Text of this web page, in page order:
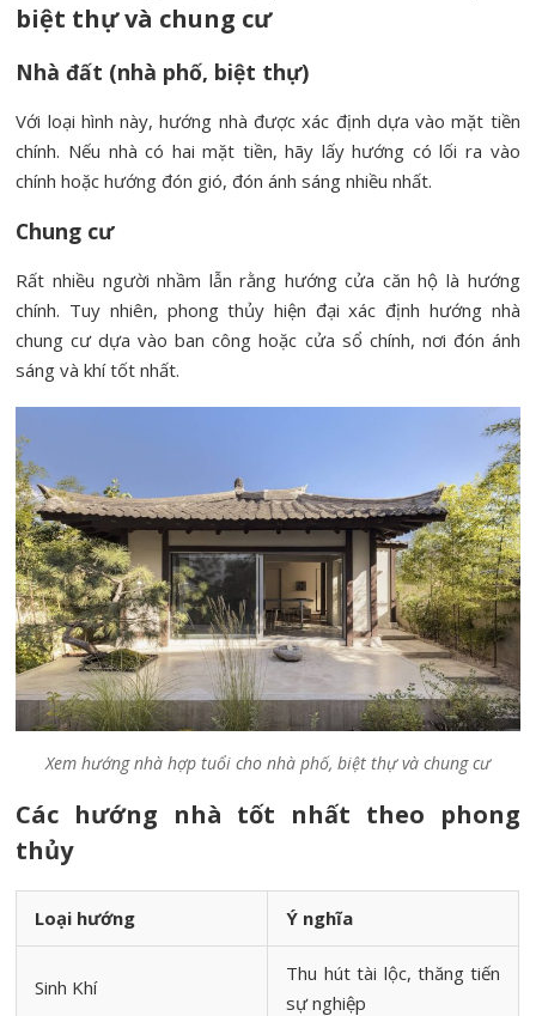
biệt thự và chung cư
Nhà đất (nhà phố, biệt thự)
Với loại hình này, hướng nhà được xác định dựa vào mặt tiền
chính. Nếu nhà có hai mặt tiền, hãy lấy hướng có lối ra vào
chính hoặc hướng đón gió, đón ánh sáng nhiều nhất.
Chung cư
Rất nhiều người nhầm lẫn rằng hướng cửa căn hộ là hướng
chính. Tuy nhiên, phong thủy hiện đại xác định hướng nhà
chung cư dựa vào ban công hoặc cửa sổ chính, nơi đón ánh
sáng và khí tốt nhất.
Xem hướng nhà hợp tuổi cho nhà phố, biệt thự và chung cư
Các hướng nhà tốt nhất theo phong
thủy
Loại hướng Ý nghĩa
Sinh Khí
Thu hút tài lộc, thăng tiến
sự nghiệp